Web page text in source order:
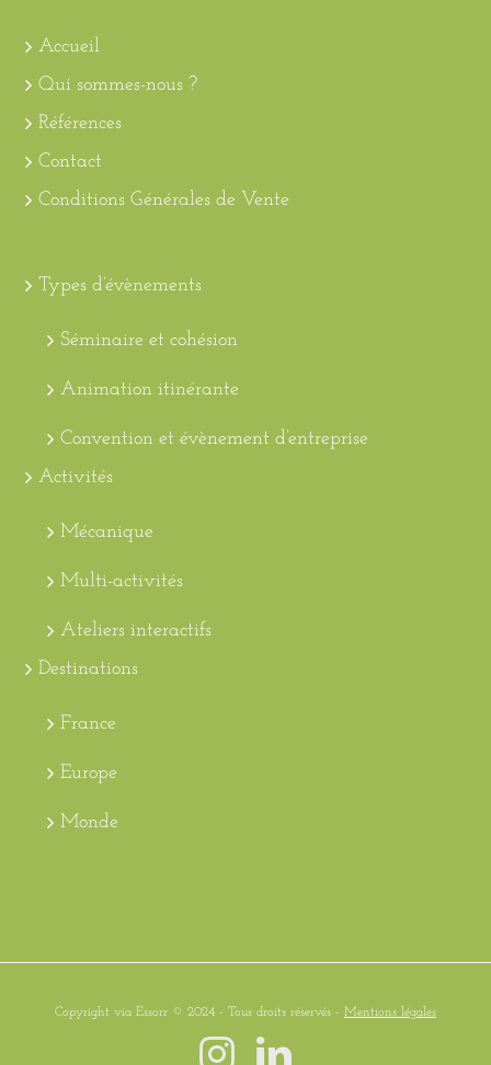
Accueil
Qui sommes-nous ?
Références
Contact
Conditions Générales de Vente
Types d’évènements
Séminaire et cohésion
Animation itinérante
Convention et évènement d’entreprise
Activités
Mécanique
Multi-activités
Ateliers interactifs
Destinations
France
Europe
Monde
Copyright via Essorr © 2024 - Tous droits réservés - Mentions légales
Instagram
LinkedIn